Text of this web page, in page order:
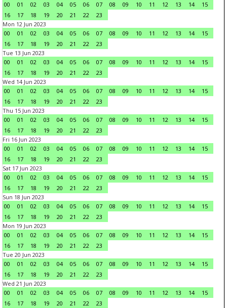
00
01 02 03 04 05 06 07 08 09 10 11 12 13 14
15
16
17 18 19 20 21 22
23
Mon 12 Jun 2023
00
01 02 03 04 05 06 07 08 09 10 11 12 13 14
15
16
17 18 19 20 21 22
23
Tue 13 Jun 2023
00
01 02 03 04 05 06 07 08 09 10 11 12 13 14
15
16
17 18 19 20 21 22
23
Wed 14 Jun 2023
00
01 02 03 04 05 06 07 08 09 10 11 12 13 14
15
16
17 18 19 20 21 22
23
Thu 15 Jun 2023
00
01 02 03 04 05 06 07 08 09 10 11 12 13 14
15
16
17 18 19 20 21 22
23
Fri 16 Jun 2023
00
01 02 03 04 05 06 07 08 09 10 11 12 13 14
15
16
17 18 19 20 21 22
23
Sat 17 Jun 2023
00
01 02 03 04 05 06 07 08 09 10 11 12 13 14
15
16
17 18 19 20 21 22
23
Sun 18 Jun 2023
00
01 02 03 04 05 06 07 08 09 10 11 12 13 14
15
16
17 18 19 20 21 22
23
Mon 19 Jun 2023
00
01 02 03 04 05 06 07 08 09 10 11 12 13 14
15
16
17 18 19 20 21 22
23
Tue 20 Jun 2023
00
01 02 03 04 05 06 07 08 09 10 11 12 13 14
15
16
17 18 19 20 21 22
23
Wed 21 Jun 2023
00
01 02 03 04 05 06 07 08 09 10 11 12 13 14
15
16
17 18 19 20 21 22
23